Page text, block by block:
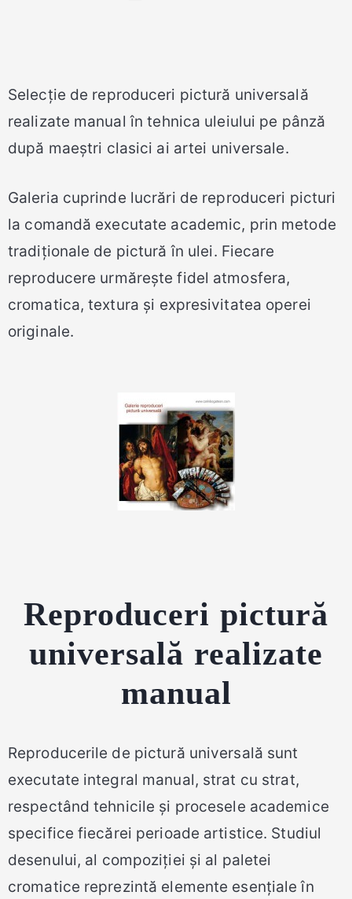
Selecție de reproduceri pictură universală
realizate manual în tehnica uleiului pe pânză
după maeștri clasici ai artei universale.
Galeria cuprinde lucrări de reproduceri picturi
la comandă executate academic, prin metode
tradiționale de pictură în ulei. Fiecare
reproducere urmărește fidel atmosfera,
cromatica, textura și expresivitatea operei
originale.
Reproduceri pictură
universală realizate
manual
Reproducerile de pictură universală sunt
executate integral manual, strat cu strat,
respectând tehnicile și procesele academice
specifice fiecărei perioade artistice. Studiul
desenului, al compoziției și al paletei
cromatice reprezintă elemente esențiale în